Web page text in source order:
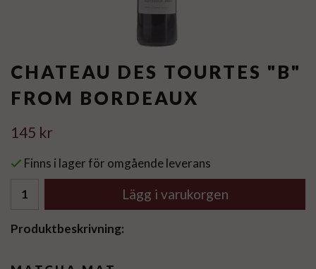
CHATEAU DES TOURTES "B"
FROM BORDEAUX
145 kr
Finns i lager för omgående leverans
Lägg i varukorgen
Produktbeskrivning: